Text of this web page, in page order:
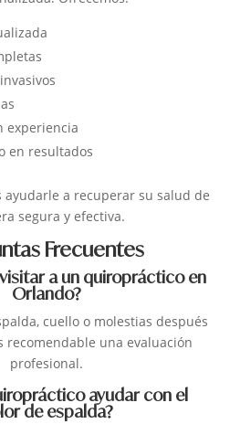
experiencia
en resultados
ayudarle a recuperar su salud de
segura y efectiva.
Frecuentes
a un quiropráctico en
Orlando?
cuello o molestias después
recomendable una evaluación
profesional.
ayudar con el
de espalda?